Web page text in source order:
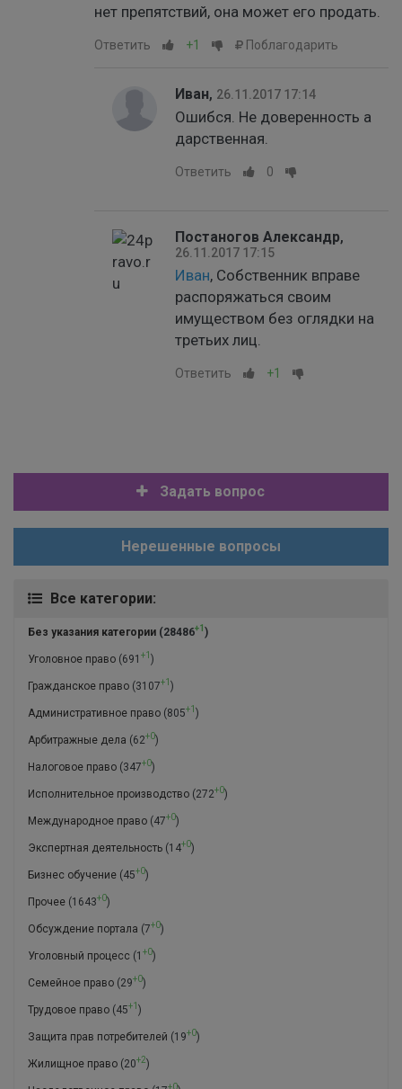
нет препятствий, она может его продать.
Ответить +1 Поблагодарить
Иван, 26.11.2017 17:14
Ошибся. Не доверенность а
дарственная.
Ответить 0
Постаногов Александр,
26.11.2017 17:15
Иван, Собственник вправе
распоряжаться своим
имуществом без оглядки на
третьих лиц.
Ответить +1
Задать вопрос
Нерешенные вопросы
Все категории:
Без указания категории (28486+1 )
Уголовное право (691 +1 )
Гражданское право (3107+1 )
Административное право (805+1 )
Арбитражные дела (62+0)
Налоговое право (347+0)
Исполнительное производство (272+0)
Международное право (47+0)
Экспертная деятельность (14+0)
Бизнес обучение (45+0)
Прочее (1643+0)
Обсуждение портала (7+0)
Уголовный процесс (1 +0)
Семейное право (29+0)
Трудовое право (45+1 )
Защита прав потребителей (19+0)
Жилищное право (20+2)
+0